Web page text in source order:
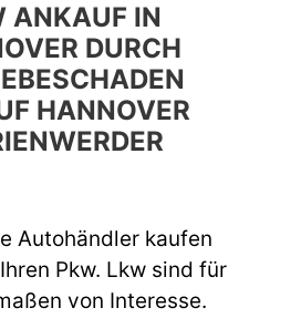
ANKAUF IN
DURCH
HANNOVER
Autohändler kaufen
Pkw. Lkw sind für
von Interesse.